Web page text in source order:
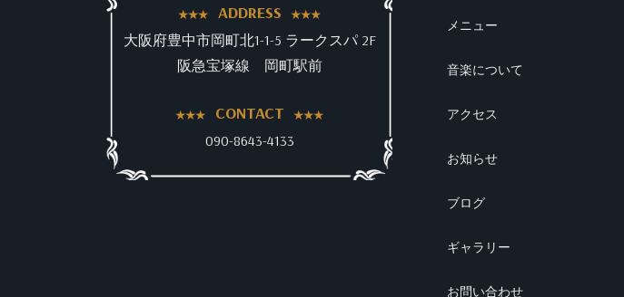
ADDRESS
大阪府豊中市岡町北1-1-5 ラークスパ 2F
阪急宝塚線 岡町駅前
CONTACT
090-8643-4133
メニュー
音楽について
アクセス
お知らせ
ブログ
ギャラリー
お問い合わせ